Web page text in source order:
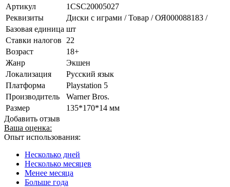
Артикул
1CSC20005027
Реквизиты
Диски с играми / Товар / ОЯ000088183 /
Базовая единица шт
Ставки налогов
22
Возраст
18+
Жанр
Экшен
Локализация
Русский язык
Платформа
Playstation 5
Производитель
Warner Bros.
Размер
135*170*14 мм
Добавить отзыв
Ваша оценка:
Опыт использования:
Несколько дней
Несколько месяцев
Менее месяца
Больше года